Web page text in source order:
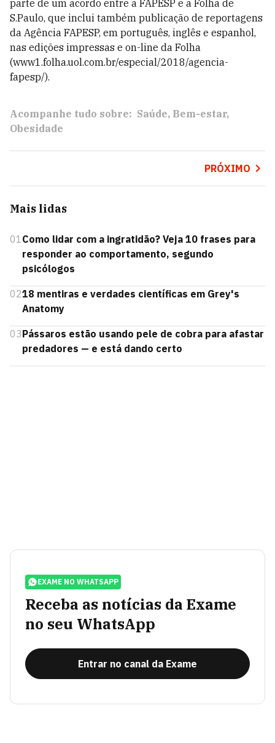
parte de um acordo entre a FAPESP e a Folha de
S.Paulo, que inclui também publicação de reportagens
da Agência FAPESP, em português, inglês e espanhol,
nas edições impressas e on-line da Folha
(www1.folha.uol.com.br/especial/2018/agencia-
fapesp/).
Acompanhe tudo sobre: Saúde Bem-estar
Obesidade
PRÓXIMO
Mais lidas
01Como lidar com a ingratidão? Veja 10 frases para
responder ao comportamento, segundo
psicólogos
0218 mentiras e verdades científicas em Grey's
Anatomy
03Pássaros estão usando pele de cobra para afastar
predadores — e está dando certo
EXAME NO WHATSAPP
Receba as notícias da Exame
no seu WhatsApp
Entrar no canal da Exame